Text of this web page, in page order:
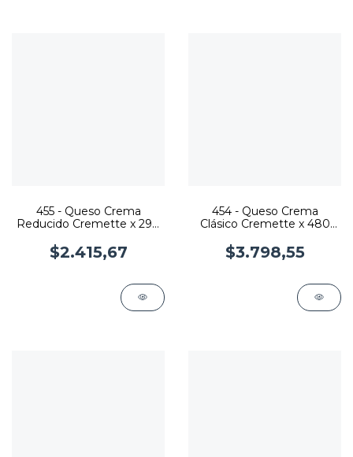
455 - Queso Crema
Reducido Cremette x 290
$2.415,67
454 - Queso Crema
Clásico Cremette x 480
$3.798,55